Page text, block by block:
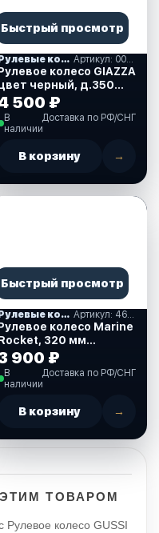
Быстрый просмотр
Рулевые колеса, спиннеры Артикул: 00173440
колесо GIAZZA
черный, д.350
мм. (3GZA3521)
500 ₽
В
наличии
Доставка по РФ/СНГ
В корзину →
Быстрый просмотр
Рулевые колеса, спиннеры Артикул: 4620136032759
колесо Marine
320 мм
900 ₽
В
наличии
Доставка по РФ/СНГ
В корзину →
ТОВАРОМ
колесо GUSSI